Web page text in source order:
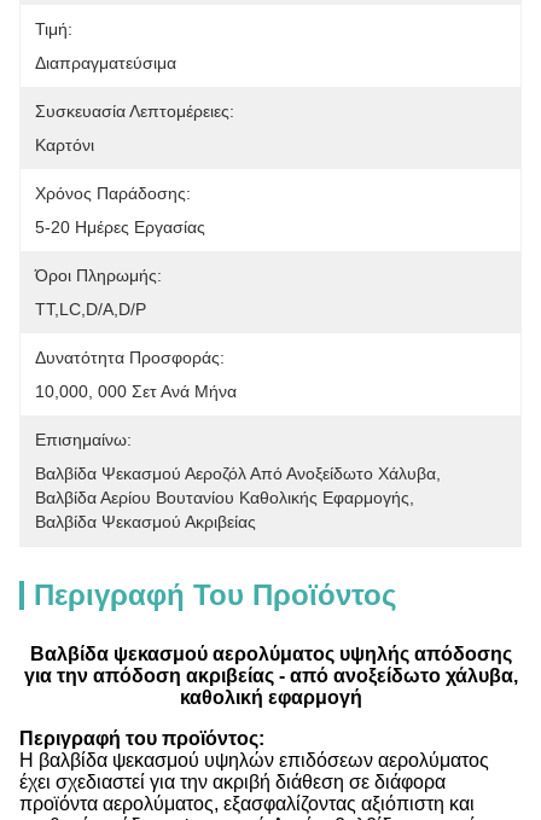
Τιμή:
Διαπραγματεύσιμα
Συσκευασία Λεπτομέρειες:
Καρτόνι
Χρόνος Παράδοσης:
5-20 Ημέρες Εργασίας
Όροι Πληρωμής:
ΤΤ,LC,D/A,D/P
Δυνατότητα Προσφοράς:
10,000, 000 Σετ Ανά Μήνα
Επισημαίνω:
Βαλβίδα Ψεκασμού Αεροζόλ Από Ανοξείδωτο Χάλυβα
Βαλβίδα Αερίου Βουτανίου Καθολικής Εφαρμογής
Βαλβίδα Ψεκασμού Ακριβείας
Περιγραφή Του Προϊόντος
Βαλβίδα ψεκασμού αερολύματος υψηλής απόδοσης
για την απόδοση ακριβείας - από ανοξείδωτο χάλυβα,
καθολική εφαρμογή
Περιγραφή του προϊόντος:
Η βαλβίδα ψεκασμού υψηλών επιδόσεων αερολύματος
έχει σχεδιαστεί για την ακριβή διάθεση σε διάφορα
προϊόντα αερολύματος, εξασφαλίζοντας αξιόπιστη και